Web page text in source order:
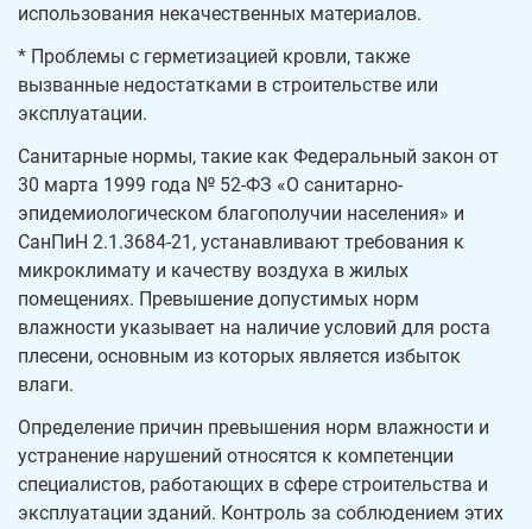
использования некачественных материалов.
* Проблемы с герметизацией кровли, также
вызванные недостатками в строительстве или
эксплуатации.
Санитарные нормы, такие как Федеральный закон от
30 марта 1999 года № 52-ФЗ «О санитарно-
эпидемиологическом благополучии населения» и
СанПиН 2.1.3684-21, устанавливают требования к
микроклимату и качеству воздуха в жилых
помещениях. Превышение допустимых норм
влажности указывает на наличие условий для роста
плесени, основным из которых является избыток
влаги.
Определение причин превышения норм влажности и
устранение нарушений относятся к компетенции
специалистов, работающих в сфере строительства и
эксплуатации зданий. Контроль за соблюдением этих